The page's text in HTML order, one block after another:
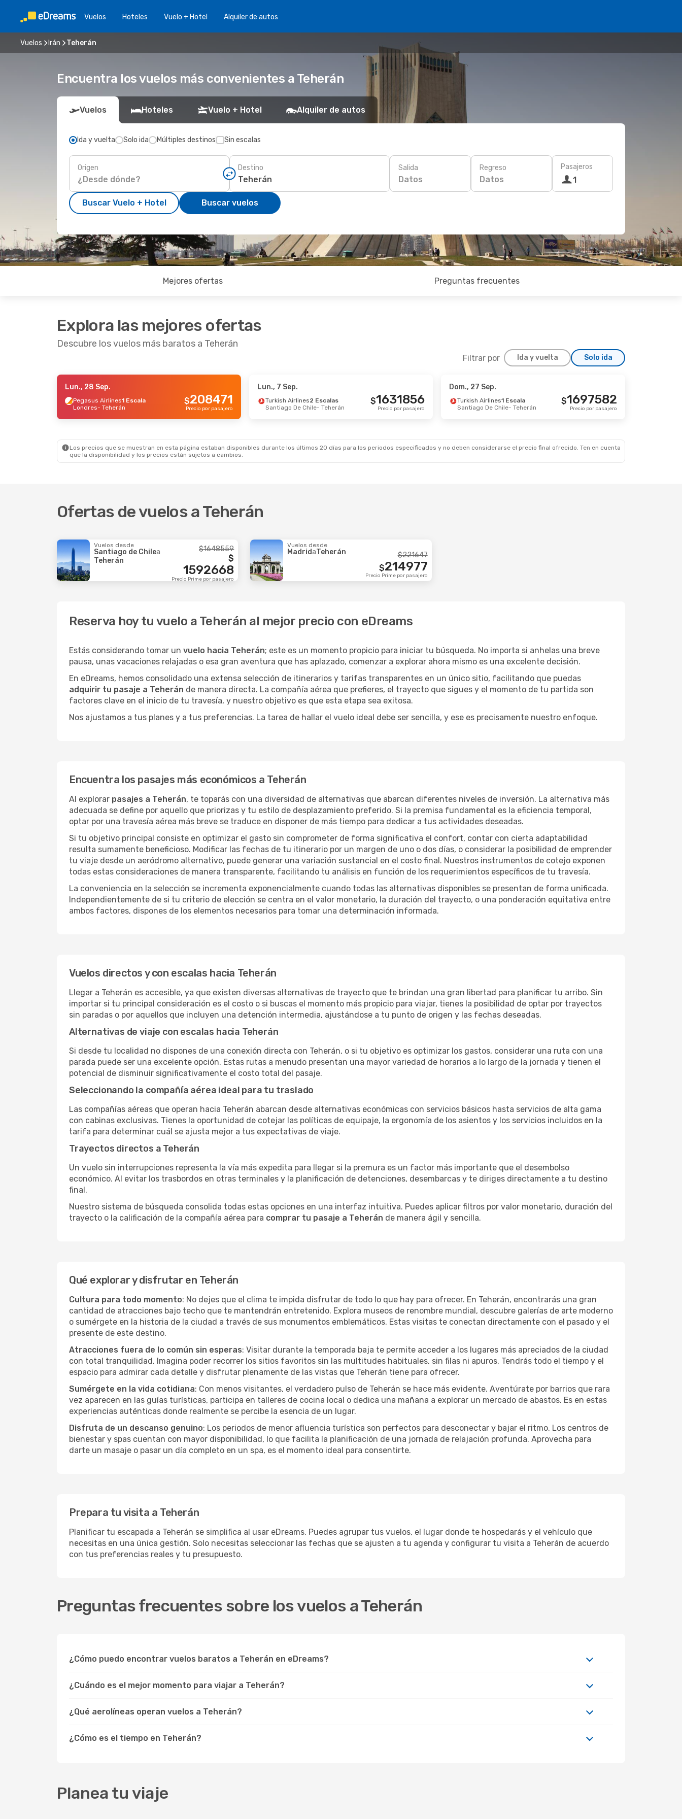
Vuelos Hoteles Vuelo + Hotel Alquiler de autos
Vuelos Irán Teherán
Encuentra los vuelos más convenientes a Teherán
Vuelos Hoteles Vuelo + Hotel Alquiler de autos
Ida y vuelta Solo ida Múltiples destinos Sin escalas
Origen Destino Salida
Datos
Regreso
Datos
Pasajeros
1
Buscar Vuelo + Hotel Buscar vuelos
Mejores ofertas Preguntas frecuentes
Explora las mejores ofertas
Descubre los vuelos más baratos a Teherán
Filtrar por Ida y vuelta Solo ida
- Mar., 27 Oct.
- Teherán
695116
Lun., 28 Sep.
Pegasus Airlines1 Escala
Londres- Teherán
208471
$
Precio por pasajero
Lun., 7 Sep.
Turkish Airlines2 Escalas
Santiago De Chile- Teherán
1631856
$
Precio por pasajero
Dom., 27 Sep.
Turkish Airlines1 Escala
Santiago De Chile- Teherán
1697582
$
Precio por pasajero
Los precios que se muestran en esta página estaban disponibles durante los últimos 20 días para los periodos especificados y no deben considerarse el precio final ofrecido. Ten en cuenta
que la disponibilidad y los precios están sujetos a cambios.
Ofertas de vuelos a Teherán
Vuelos desde
Santiago de Chilea
Teherán
1648559
$
1592668
$
Precio Prime por pasajero
Vuelos desde
MadridaTeherán 221647
$
214977
$
Precio Prime por pasajero
Reserva hoy tu vuelo a Teherán al mejor precio con eDreams
Estás considerando tomar un vuelo hacia Teherán; este es un momento propicio para iniciar tu búsqueda. No importa si anhelas una breve
pausa, unas vacaciones relajadas o esa gran aventura que has aplazado, comenzar a explorar ahora mismo es una excelente decisión.
En eDreams, hemos consolidado una extensa selección de itinerarios y tarifas transparentes en un único sitio, facilitando que puedas
adquirir tu pasaje a Teherán de manera directa. La compañía aérea que prefieres, el trayecto que sigues y el momento de tu partida son
factores clave en el inicio de tu travesía, y nuestro objetivo es que esta etapa sea exitosa.
Nos ajustamos a tus planes y a tus preferencias. La tarea de hallar el vuelo ideal debe ser sencilla, y ese es precisamente nuestro enfoque.
Encuentra los pasajes más económicos a Teherán
Al explorar pasajes a Teherán, te toparás con una diversidad de alternativas que abarcan diferentes niveles de inversión. La alternativa más
adecuada se define por aquello que priorizas y tu estilo de desplazamiento preferido. Si la premisa fundamental es la eficiencia temporal,
optar por una travesía aérea más breve se traduce en disponer de más tiempo para dedicar a tus actividades deseadas.
Si tu objetivo principal consiste en optimizar el gasto sin comprometer de forma significativa el confort, contar con cierta adaptabilidad
resulta sumamente beneficioso. Modificar las fechas de tu itinerario por un margen de uno o dos días, o considerar la posibilidad de emprender
tu viaje desde un aeródromo alternativo, puede generar una variación sustancial en el costo final. Nuestros instrumentos de cotejo exponen
todas estas consideraciones de manera transparente, facilitando tu análisis en función de los requerimientos específicos de tu travesía.
La conveniencia en la selección se incrementa exponencialmente cuando todas las alternativas disponibles se presentan de forma unificada.
Independientemente de si tu criterio de elección se centra en el valor monetario, la duración del trayecto, o una ponderación equitativa entre
ambos factores, dispones de los elementos necesarios para tomar una determinación informada.
Vuelos directos y con escalas hacia Teherán
Llegar a Teherán es accesible, ya que existen diversas alternativas de trayecto que te brindan una gran libertad para planificar tu arribo. Sin
importar si tu principal consideración es el costo o si buscas el momento más propicio para viajar, tienes la posibilidad de optar por trayectos
sin paradas o por aquellos que incluyen una detención intermedia, ajustándose a tu punto de origen y las fechas deseadas.
Alternativas de viaje con escalas hacia Teherán
Si desde tu localidad no dispones de una conexión directa con Teherán, o si tu objetivo es optimizar los gastos, considerar una ruta con una
parada puede ser una excelente opción. Estas rutas a menudo presentan una mayor variedad de horarios a lo largo de la jornada y tienen el
potencial de disminuir significativamente el costo total del pasaje.
Seleccionando la compañía aérea ideal para tu traslado
Las compañías aéreas que operan hacia Teherán abarcan desde alternativas económicas con servicios básicos hasta servicios de alta gama
con cabinas exclusivas. Tienes la oportunidad de cotejar las políticas de equipaje, la ergonomía de los asientos y los servicios incluidos en la
tarifa para determinar cuál se ajusta mejor a tus expectativas de viaje.
Trayectos directos a Teherán
Un vuelo sin interrupciones representa la vía más expedita para llegar si la premura es un factor más importante que el desembolso
económico. Al evitar los trasbordos en otras terminales y la planificación de detenciones, desembarcas y te diriges directamente a tu destino
final.
Nuestro sistema de búsqueda consolida todas estas opciones en una interfaz intuitiva. Puedes aplicar filtros por valor monetario, duración del
trayecto o la calificación de la compañía aérea para comprar tu pasaje a Teherán de manera ágil y sencilla.
Qué explorar y disfrutar en Teherán
Cultura para todo momento: No dejes que el clima te impida disfrutar de todo lo que hay para ofrecer. En Teherán, encontrarás una gran
cantidad de atracciones bajo techo que te mantendrán entretenido. Explora museos de renombre mundial, descubre galerías de arte moderno
o sumérgete en la historia de la ciudad a través de sus monumentos emblemáticos. Estas visitas te conectan directamente con el pasado y el
presente de este destino.
Atracciones fuera de lo común sin esperas: Visitar durante la temporada baja te permite acceder a los lugares más apreciados de la ciudad
con total tranquilidad. Imagina poder recorrer los sitios favoritos sin las multitudes habituales, sin filas ni apuros. Tendrás todo el tiempo y el
espacio para admirar cada detalle y disfrutar plenamente de las vistas que Teherán tiene para ofrecer.
Sumérgete en la vida cotidiana: Con menos visitantes, el verdadero pulso de Teherán se hace más evidente. Aventúrate por barrios que rara
vez aparecen en las guías turísticas, participa en talleres de cocina local o dedica una mañana a explorar un mercado de abastos. Es en estas
experiencias auténticas donde realmente se percibe la esencia de un lugar.
Disfruta de un descanso genuino: Los periodos de menor afluencia turística son perfectos para desconectar y bajar el ritmo. Los centros de
bienestar y spas cuentan con mayor disponibilidad, lo que facilita la planificación de una jornada de relajación profunda. Aprovecha para
darte un masaje o pasar un día completo en un spa, es el momento ideal para consentirte.
Prepara tu visita a Teherán
Planificar tu escapada a Teherán se simplifica al usar eDreams. Puedes agrupar tus vuelos, el lugar donde te hospedarás y el vehículo que
necesitas en una única gestión. Solo necesitas seleccionar las fechas que se ajusten a tu agenda y configurar tu visita a Teherán de acuerdo
con tus preferencias reales y tu presupuesto.
Preguntas frecuentes sobre los vuelos a Teherán
¿Cómo puedo encontrar vuelos baratos a Teherán en eDreams?
¿Cuándo es el mejor momento para viajar a Teherán?
¿Qué aerolíneas operan vuelos a Teherán?
¿Cómo es el tiempo en Teherán?
Planea tu viaje